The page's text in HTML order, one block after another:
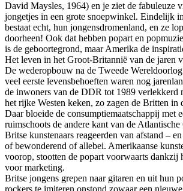
David Maysles, 1964) en je ziet de fabuleuze
jongetjes in een grote snoepwinkel. Eindelijk
bestaat echt, hun jongensdromenland, en ze
doorheen! Ook dat hebben popart en
is de geboortegrond, maar Amerika de
Het leven in het Groot-Britannië van de jaren
De wederopbouw na de Tweede
veel eerste levensbehoeften waren nog
de inwoners van de DDR tot 1989 verlekkerd
het rijke Westen keken, zo zagen de Britten in
Daar bloeide de consumptiemaatschappij met
ruimschoots de andere kant van de Atlantische
Britse kunstenaars reageerden van afstand –
of bewonderend of allebei. Amerikaanse
voorop, stootten de popart voorwaarts dankzij
voor marketing.
Britse jongens grepen naar gitaren en uit hun
rockers te imiteren onstond zowaar een